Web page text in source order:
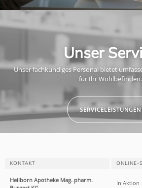
Unser
Unser fachkundiges Personal bietet
für Ihr Wohlbefinden.
SERVICELEISTUNGEN
KONTAKT
Heilborn Apotheke Mag. pharm.
ONLINE-
In Aktion